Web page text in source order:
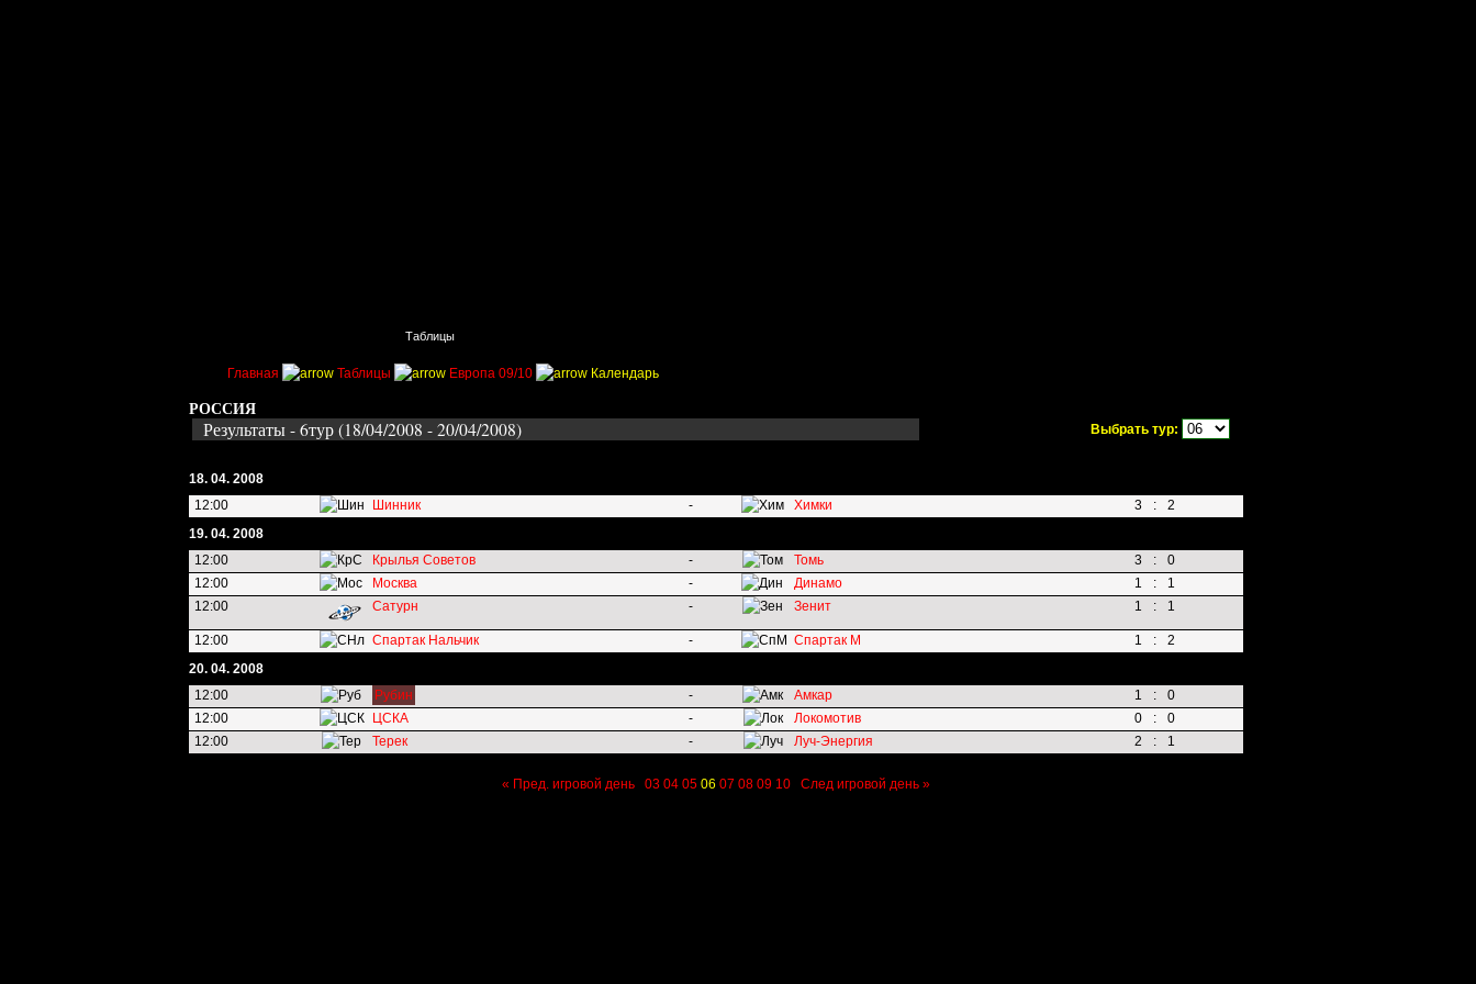
Таблицы
Главная Таблицы Европа 09/10 Календарь
РОССИЯ
Результаты - 6тур (18/04/2008 - 20/04/2008) Выбрать тур:
18. 04. 2008
12:00
Шинник - Химки 3 :
2
19. 04. 2008
12:00
Крылья Советов - Томь 3 :
0
12:00
Москва - Динамо 1 :
1
12:00
Сатурн - Зенит 1 : 1
12:00 Спартак Нальчик - Спартак М 1 :
2
20. 04. 2008
12:00
Рубин - Амкар 1 :
0
12:00
ЦСКА - Локомотив 0 :
0
12:00
Терек - Луч-Энергия 2 : 1
« Пред. игровой день 03 04 05 06 07 08 09 10 След игровой день »